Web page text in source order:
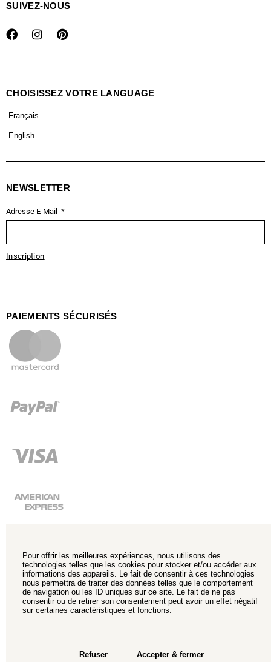
SUIVEZ-NOUS
CHOISISSEZ VOTRE LANGUAGE
Français
English
NEWSLETTER
Adresse E-Mail
Inscription
PAIEMENTS SÉCURISÉS
Pour offrir les meilleures expériences, nous utilisons des
technologies telles que les cookies pour stocker et/ou accéder aux
informations des appareils. Le fait de consentir à ces technologies
nous permettra de traiter des données telles que le comportement
de navigation ou les ID uniques sur ce site. Le fait de ne pas
consentir ou de retirer son consentement peut avoir un effet négatif
sur certaines caractéristiques et fonctions.
Refuser Accepter & fermer